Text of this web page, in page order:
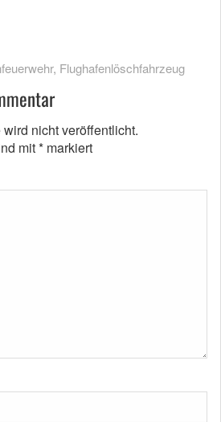
, Flughafenlöschfahrzeug
nicht veröffentlicht.
mit* markiert